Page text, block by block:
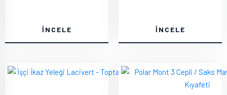
İNCELE İNCELE